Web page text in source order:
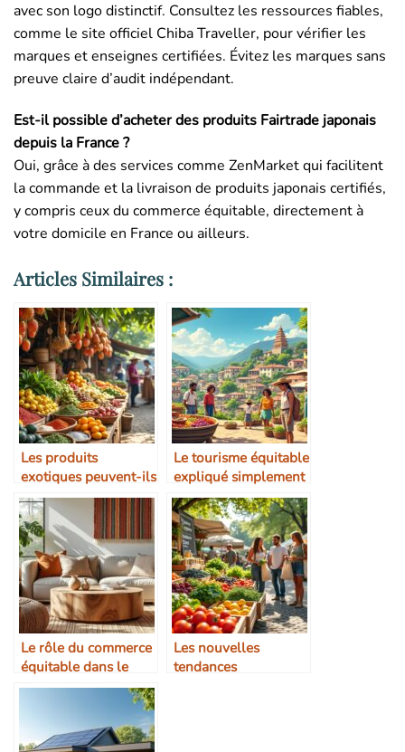
avec son logo distinctif. Consultez les ressources fiables,
comme le site officiel Chiba Traveller, pour vérifier les
marques et enseignes certifiées. Évitez les marques sans
preuve claire d’audit indépendant.
Est-il possible d’acheter des produits Fairtrade japonais
depuis la France ?
Oui, grâce à des services comme ZenMarket qui facilitent
la commande et la livraison de produits japonais certifiés,
y compris ceux du commerce équitable, directement à
votre domicile en France ou ailleurs.
Articles Similaires :
Les produits
exotiques peuvent-ils
être équitables ?
Le tourisme équitable
expliqué simplement
Le rôle du commerce
équitable dans le
design d’intérieur
Les nouvelles
tendances